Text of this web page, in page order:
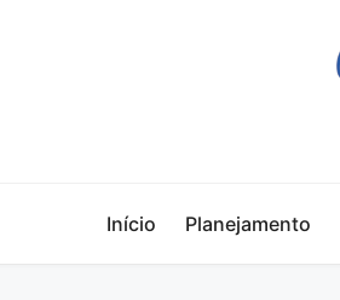
Início Planejamento